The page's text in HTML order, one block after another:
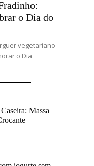
o Dia do
vegetariano
o Dia
Massa